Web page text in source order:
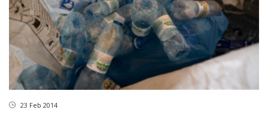
23 Feb 2014